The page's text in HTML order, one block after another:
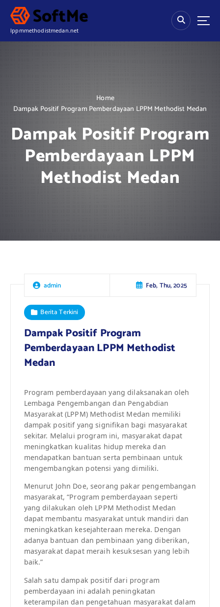
lppmmethodistmedan.net
Home
Dampak Positif Program Pemberdayaan LPPM Methodist Medan
Dampak Positif Program
Pemberdayaan LPPM
Methodist Medan
admin Feb, Thu, 2025
Berita Terkini
Dampak Positif Program
Pemberdayaan LPPM Methodist
Medan
Program pemberdayaan yang dilaksanakan oleh
Lembaga Pengembangan dan Pengabdian
Masyarakat (LPPM) Methodist Medan memiliki
dampak positif yang signifikan bagi masyarakat
sekitar. Melalui program ini, masyarakat dapat
meningkatkan kualitas hidup mereka dan
mendapatkan bantuan serta pembinaan untuk
mengembangkan potensi yang dimiliki.
Menurut John Doe, seorang pakar pengembangan
masyarakat, “Program pemberdayaan seperti
yang dilakukan oleh LPPM Methodist Medan
dapat membantu masyarakat untuk mandiri dan
meningkatkan kesejahteraan mereka. Dengan
adanya bantuan dan pembinaan yang diberikan,
masyarakat dapat meraih kesuksesan yang lebih
baik.”
Salah satu dampak positif dari program
pemberdayaan ini adalah peningkatan
keterampilan dan pengetahuan masyarakat dalam